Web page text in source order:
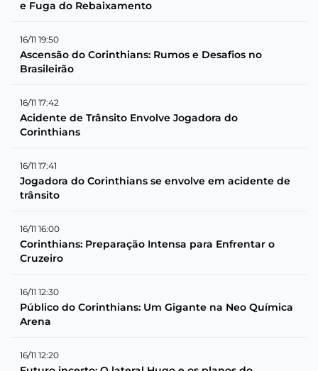
e Fuga do Rebaixamento
16/11 19:50
Ascensão do Corinthians: Rumos e Desafios no
Brasileirão
16/11 17:42
Acidente de Trânsito Envolve Jogadora do
Corinthians
16/11 17:41
Jogadora do Corinthians se envolve em acidente de
trânsito
16/11 16:00
Corinthians: Preparação Intensa para Enfrentar o
Cruzeiro
16/11 12:30
Público do Corinthians: Um Gigante na Neo Química
Arena
16/11 12:20